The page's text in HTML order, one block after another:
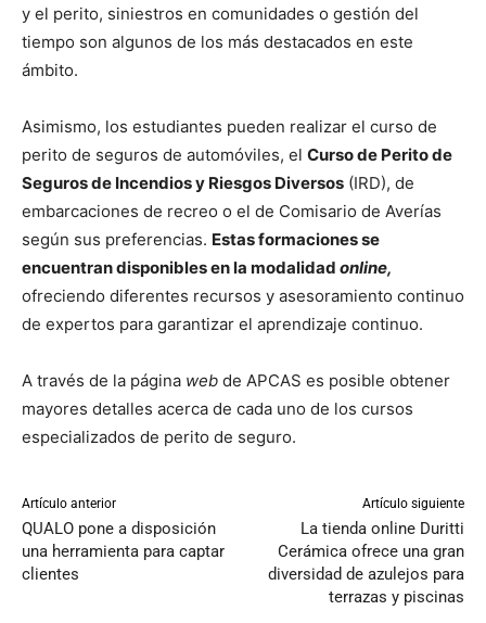
y el perito, siniestros en comunidades o gestión del
tiempo son algunos de los más destacados en este
ámbito.
Asimismo, los estudiantes pueden realizar el curso de
perito de seguros de automóviles, el Curso de Perito de
Seguros de Incendios y Riesgos Diversos (IRD), de
embarcaciones de recreo o el de Comisario de Averías
según sus preferencias. Estas formaciones se
encuentran disponibles en la modalidad online,
ofreciendo diferentes recursos y asesoramiento continuo
de expertos para garantizar el aprendizaje continuo.
A través de la página web de APCAS es posible obtener
mayores detalles acerca de cada uno de los cursos
especializados de perito de seguro.
Artículo anterior
QUALO pone a disposición
una herramienta para captar
clientes
Artículo siguiente
La tienda online Duritti
Cerámica ofrece una gran
diversidad de azulejos para
terrazas y piscinas